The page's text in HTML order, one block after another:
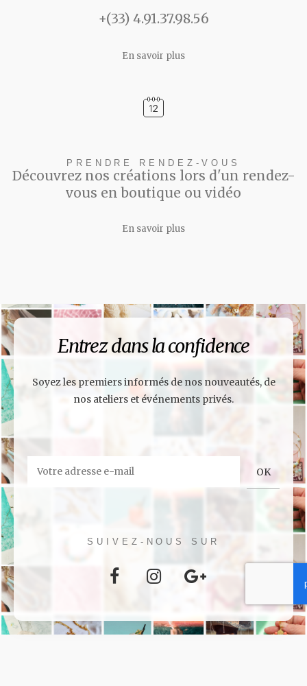
+(33) 4.91.37.98.56
En savoir plus
PRENDRE RENDEZ-VOUS
Découvrez nos créations lors d'un rendez-
vous en boutique ou vidéo
En savoir plus
Entrez dans la confidence
Soyez les premiers informés de nos nouveautés, de
nos ateliers et événements privés.
SUIVEZ-NOUS SUR